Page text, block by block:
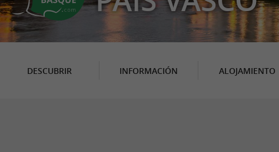
DESCUBRIR INFORMACIÓN ALOJAMIENTO